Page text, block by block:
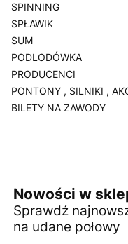
SPINNING
SPŁAWIK
SUM
PODLODÓWKA
PRODUCENCI
PONTONY , SILNIKI ,
BILETY NA ZAWODY
Nowości w
Sprawdź
na udane połowy